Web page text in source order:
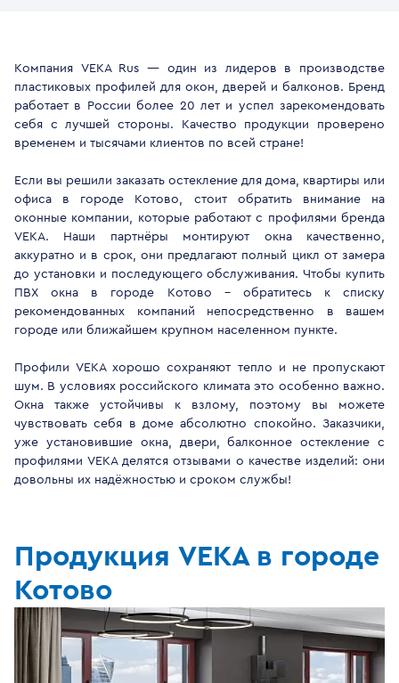
Компания VEKA Rus — один из лидеров в производстве
пластиковых профилей для окон, дверей и балконов. Бренд
работает в России более 20 лет и успел зарекомендовать
себя с лучшей стороны. Качество продукции проверено
временем и тысячами клиентов по всей стране!
Если вы решили заказать остекление для дома, квартиры или
офиса в городе Котово, стоит обратить внимание на
оконные компании, которые работают с профилями бренда
VEKA. Наши партнёры монтируют окна качественно,
аккуратно и в срок, они предлагают полный цикл от замера
до установки и последующего обслуживания. Чтобы купить
ПВХ окна в городе Котово - обратитесь к списку
рекомендованных компаний непосредственно в вашем
городе или ближайшем крупном населенном пункте.
Профили VEKA хорошо сохраняют тепло и не пропускают
шум. В условиях российского климата это особенно важно.
Окна также устойчивы к взлому, поэтому вы можете
чувствовать себя в доме абсолютно спокойно. Заказчики,
уже установившие окна, двери, балконное остекление с
профилями VEKA делятся отзывами о качестве изделий: они
довольны их надёжностью и сроком службы!
Продукция VEKA в городе
Котово